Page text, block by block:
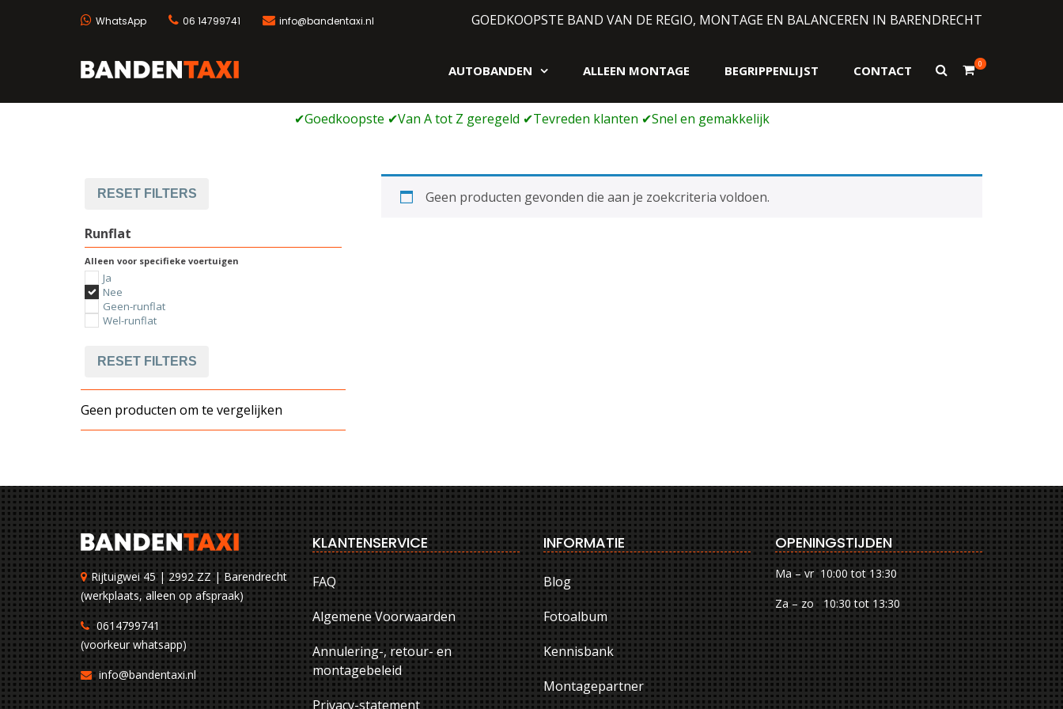
WhatsApp 06 14799741 info@bandentaxi.nl GOEDKOOPSTE BAND VAN DE REGIO, MONTAGE EN BALANCEREN IN BARENDRECHT
AUTOBANDEN ALLEEN MONTAGE BEGRIPPENLIJST CONTACT
Toon
0
Geen producten gevonden die aan je zoekcriteria voldoen.
RESET FILTERS
Runflat
Alleen voor specifieke voertuigen
Ja
Nee
Geen-runflat
Wel-runflat
RESET FILTERS
Geen producten om te vergelijken
Rijtuigwei 45 | 2992 ZZ | Barendrecht
(werkplaats, alleen op afspraak)
0614799741
(voorkeur whatsapp)
info@bandentaxi.nl
KLANTENSERVICE
FAQ
Algemene Voorwaarden
Annulering-, retour- en
montagebeleid
Privacy-statement
INFORMATIE
Blog
Fotoalbum
Kennisbank
Montagepartner
OPENINGSTIJDEN
Ma – vr 10:00 tot 13:30
Za – zo 10:30 tot 13:30